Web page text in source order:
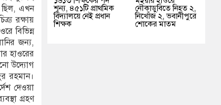
ছিল, এখন
রক্ষায়
বিভিন্ন
জন্য,
হাওরের
উদ্যোগ
রহমান।
দেওয়া
গ্রহণ
শূন্য, ৪৫১টি প্রাথমিক
বিদ্যালয়ে নেই প্রধান
শিক্ষক
নৌকাডুবিতে নিহত ২,
নিখোঁজ ২, ভবানীপুরে
শোকের মাতম